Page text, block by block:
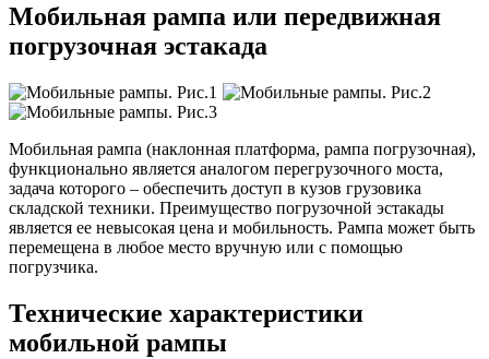
Мобильная рампа или передвижная
погрузочная эстакада
Мобильная рампа (наклонная платформа, рампа погрузочная),
функционально является аналогом перегрузочного моста,
задача которого – обеспечить доступ в кузов грузовика
складской техники. Преимущество погрузочной эстакады
является ее невысокая цена и мобильность. Рампа может быть
перемещена в любое место вручную или с помощью
погрузчика.
Технические характеристики
мобильной рампы